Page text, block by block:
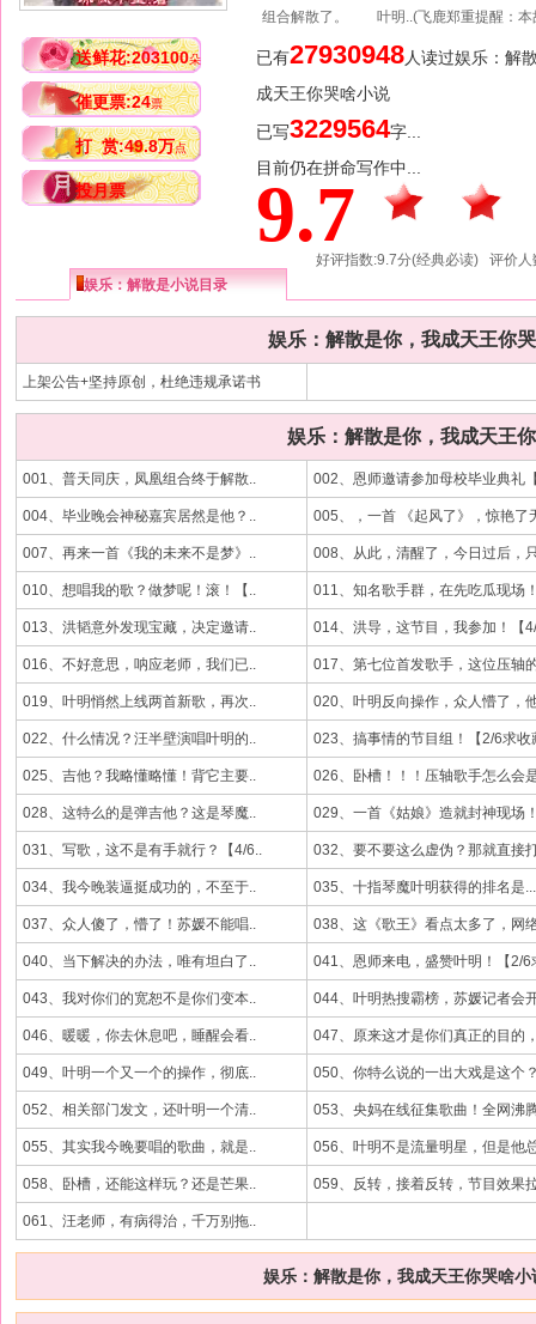
送鲜花:203100朵
催更票:24票
打 赏:49.8万点
投月票
组合解散了。 叶明..(飞鹿郑重提醒：本
已有27930948人读过娱乐：解
成天王你哭啥小说
已写3229564字...
目前仍在拼命写作中...
9.7
好评指数:9.7分(经典必读) 评价人
娱乐：解散是小说目录
娱乐：解散是你，我成天王你
上架公告+坚持原创，杜绝违规承诺书
娱乐：解散是你，我成天王
001、普天同庆，凤凰组合终于解散.. 002、恩师邀请参加母校毕业典礼
004、毕业晚会神秘嘉宾居然是他？.. 005、，一首 《起风了》，惊艳了
007、再来一首《我的未来不是梦》.. 008、从此，清醒了，今日过后，
010、想唱我的歌？做梦呢！滚！【.. 011、知名歌手群，在先吃瓜现场
013、洪韬意外发现宝藏，决定邀请.. 014、洪导，这节目，我参加！【
016、不好意思，呐应老师，我们已.. 017、第七位首发歌手，这位压轴
019、叶明悄然上线两首新歌，再次.. 020、叶明反向操作，众人懵了，
022、什么情况？汪半壁演唱叶明的.. 023、搞事情的节目组！【2/6求收
025、吉他？我略懂略懂！背它主要.. 026、卧槽！！！压轴歌手怎么会
028、这特么的是弹吉他？这是琴魔.. 029、一首《姑娘》造就封神现场
031、写歌，这不是有手就行？【4/6.. 032、要不要这么虚伪？那就直接
034、我今晚装逼挺成功的，不至于.. 035、十指琴魔叶明获得的排名是
037、众人傻了，懵了！苏媛不能唱.. 038、这《歌王》看点太多了，网
040、当下解决的办法，唯有坦白了.. 041、恩师来电，盛赞叶明！【2/6
043、我对你们的宽恕不是你们变本.. 044、叶明热搜霸榜，苏媛记者会
046、暖暖，你去休息吧，睡醒会看.. 047、原来这才是你们真正的目的
049、叶明一个又一个的操作，彻底.. 050、你特么说的一出大戏是这个
052、相关部门发文，还叶明一个清.. 053、央妈在线征集歌曲！全网沸
055、其实我今晚要唱的歌曲，就是.. 056、叶明不是流量明星，但是他
058、卧槽，还能这样玩？还是芒果.. 059、反转，接着反转，节目效果
061、汪老师，有病得治，千万别拖..
娱乐：解散是你，我成天王你哭啥小